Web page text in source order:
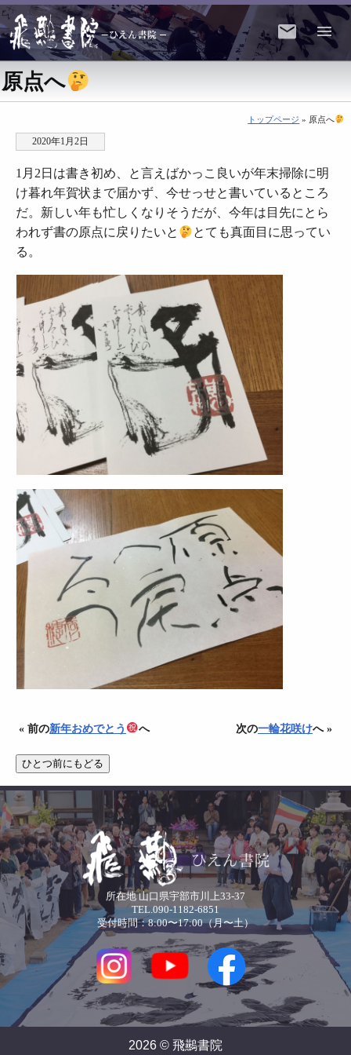
原点へ
トップページ » 原点へ
2020年1月2日
1月2日は書き初め、と言えばかっこ良いが年末掃除に明
け暮れ年賀状まで届かず、今せっせと書いているところ
だ。新しい年も忙しくなりそうだが、今年は目先にとら
われず書の原点に戻りたいと
とても真面目に思ってい
る。
« 前の新年おめでとう へ 次の一輪花咲けへ »
所在地 山口県宇部市川上33-37
TEL.090-1182-6851
受付時間：8:00〜17:00（月〜土）
2026 © 飛䴏書院